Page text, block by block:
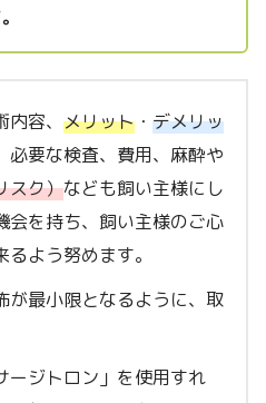
容、 メリット ・ デメリッ
必要な検査、費用、麻酔や
スク）なども飼い主様にし
会を持ち、飼い主様のご心
よう努めます。
が最小限となるように、取
ージトロン」を使用すれ